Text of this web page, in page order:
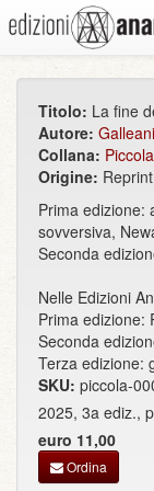
Titolo: La fine
Autore:
Collana:
Origine:
Prima edizione:
sovversiva,
Seconda
Nelle Edizioni
Prima edizione:
Seconda
Terza edizione:
SKU: piccola-
2025, 3a ediz.,
euro 11,00
Ordina